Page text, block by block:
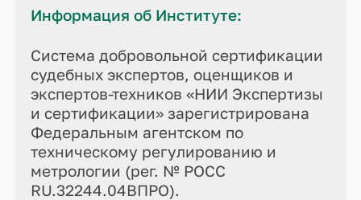
Информация об Институте:
Система добровольной сертификации
судебных экспертов, оценщиков и
экспертов-техников «НИИ Экспертизы
и сертификации» зарегистрирована
Федеральным агентском по
техническому регулированию и
метрологии (рег. № РОСС
RU.32244.04ВПРО).